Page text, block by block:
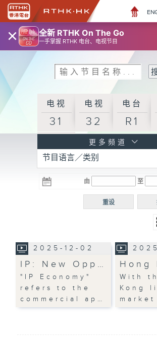
× 全新 RTHK On The Go
一手掌握 RTHK 电台、电视节目
电视
31
电视
32
电台
R1
R3
电台 电台
R5
电台
普通
更多频道
节目语言／类别
由 至
重设
2025-12-02
IP: New Opp…
"IP Economy"
refers to the
commercial ap…
Hong
With
Kong